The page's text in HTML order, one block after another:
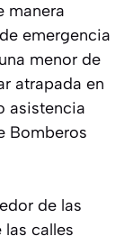
manera
emergencia
menor de
atrapada en
asistencia
Bomberos
de las
las calles